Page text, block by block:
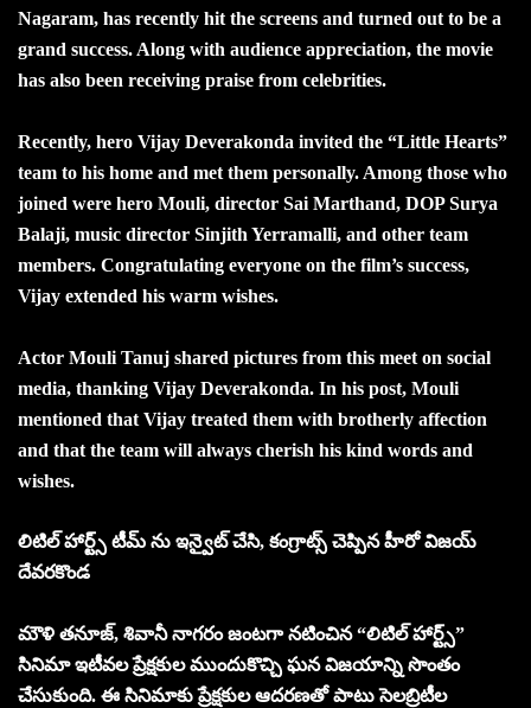
Nagaram, has recently hit the screens and turned out to be a
grand success. Along with audience appreciation, the movie
has also been receiving praise from celebrities.
Recently, hero Vijay Deverakonda invited the “Little Hearts”
team to his home and met them personally. Among those who
joined were hero Mouli, director Sai Marthand, DOP Surya
Balaji, music director Sinjith Yerramalli, and other team
members. Congratulating everyone on the film’s success,
Vijay extended his warm wishes.
Actor Mouli Tanuj shared pictures from this meet on social
media, thanking Vijay Deverakonda. In his post, Mouli
mentioned that Vijay treated them with brotherly affection
and that the team will always cherish his kind words and
wishes.
లిటిల్ హార్ట్స్ టీమ్ ను ఇన్వైట్ చేసి, కంగ్రాట్స్ చెప్పిన హీరో విజయ్
దేవరకొండ
మౌళి తనూజ్, శివానీ నాగరం జంటగా నటించిన “లిటిల్ హార్ట్స్”
సినిమా ఇటీవల ప్రేక్షకుల ముందుకొచ్చి ఘన విజయాన్ని సొంతం
చేసుకుంది. ఈ సినిమాకు ప్రేక్షకుల ఆదరణతో పాటు సెలబ్రిటీల